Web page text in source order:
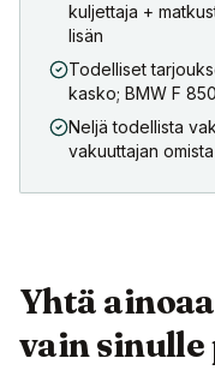
kuljettaja +
lisän
Todelliset
kasko; BMW F
Neljä todellista
vakuuttajan
Yhtä
vain sinulle